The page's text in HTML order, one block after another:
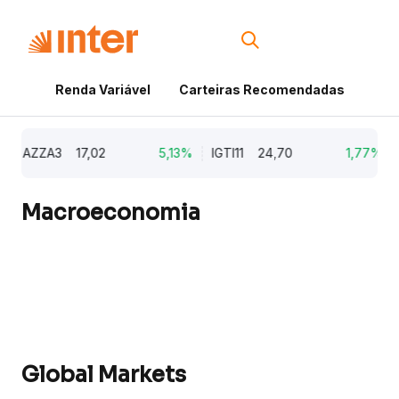
Renda Variável Carteiras Recomendadas
AZZA3 17,02 5,13% IGTI11 24,70 1,77%
Macroeconomia
Global Markets